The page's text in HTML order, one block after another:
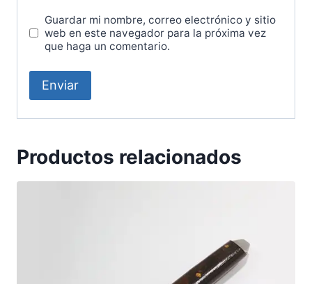
Guardar mi nombre, correo electrónico y sitio
web en este navegador para la próxima vez
que haga un comentario.
Productos relacionados